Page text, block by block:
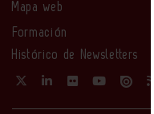
Mapa web
Formación
Histórico de Newsletters